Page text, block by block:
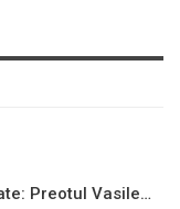
Preotul Vasile…